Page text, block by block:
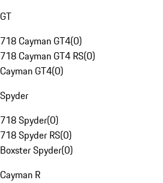
GT
718 Cayman GT4(0)
718 Cayman GT4 RS(0)
Cayman GT4(0)
Spyder
718 Spyder(0)
718 Spyder RS(0)
Boxster Spyder(0)
Cayman R